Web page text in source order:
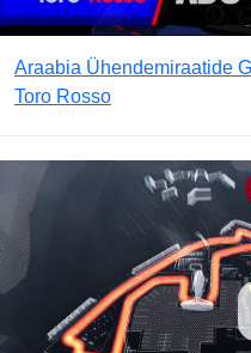
Araabia Ühendemiraatide
Toro Rosso